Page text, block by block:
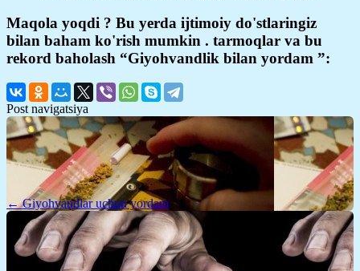
Maqola yoqdi ? Bu yerda ijtimoiy do'stlaringiz
bilan baham ko'rish mumkin . tarmoqlar va bu
rekord baholash “Giyohvandlik bilan yordam ”:
Post navigatsiya
← Giyohvandlar uchun yordam